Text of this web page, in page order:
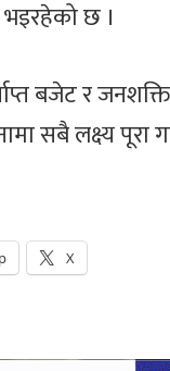
छ ।
बजेट र
सबै लक्ष्य पूरा
X